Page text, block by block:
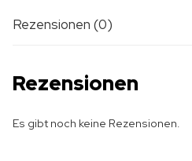
Rezensionen (0)
Rezensionen
Es gibt noch keine Rezensionen.